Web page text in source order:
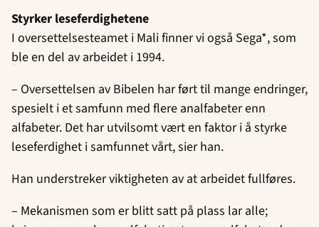
Styrker leseferdighetene
I oversettelsesteamet i Mali finner vi også Sega*, som
ble en del av arbeidet i 1994.
– Oversettelsen av Bibelen har ført til mange endringer,
spesielt i et samfunn med flere analfabeter enn
alfabeter. Det har utvilsomt vært en faktor i å styrke
leseferdighet i samfunnet vårt, sier han.
Han understreker viktigheten av at arbeidet fullføres.
– Mekanismen som er blitt satt på plass lar alle;